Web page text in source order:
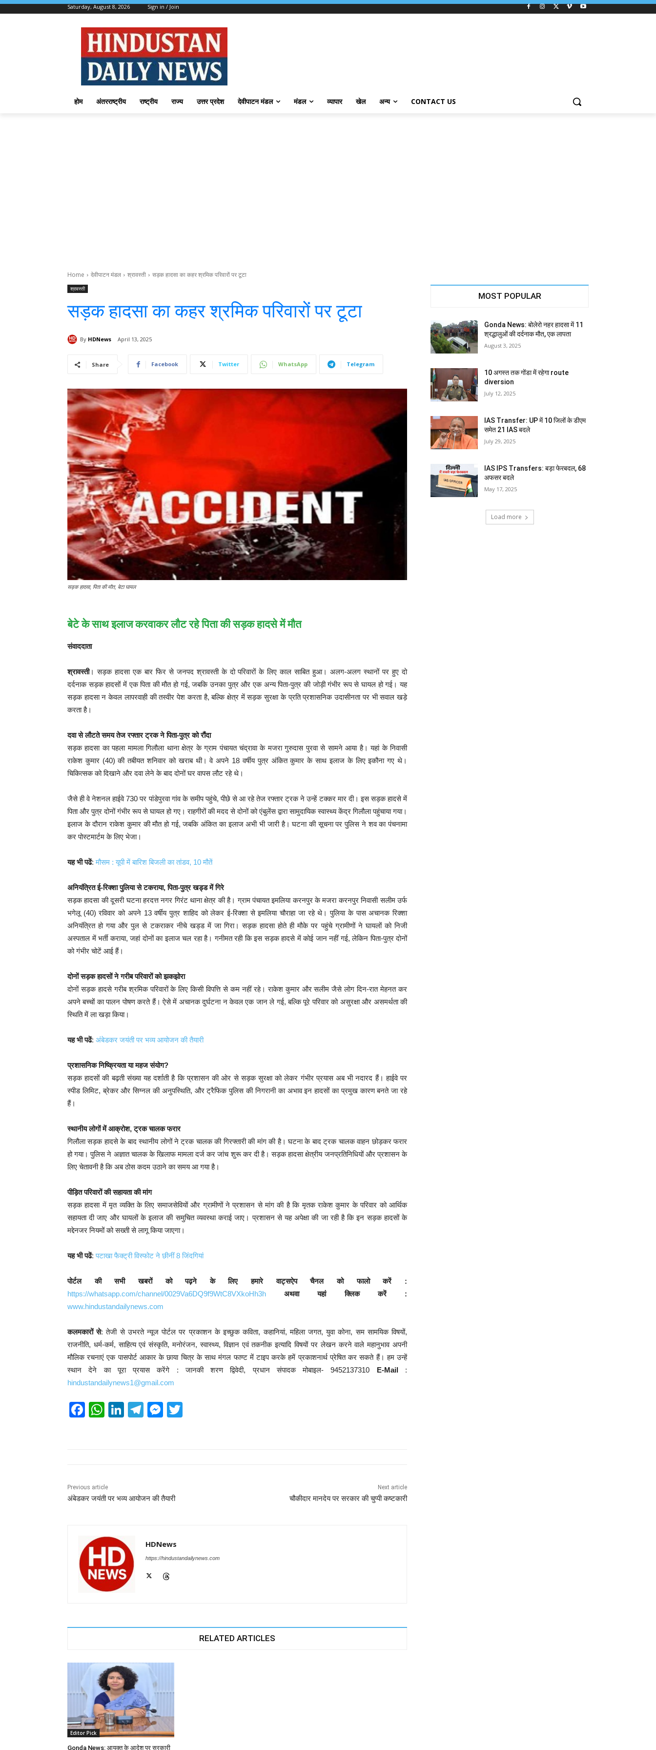
Saturday, August 8, 2026 Sign in / Join
होम अंतरराष्ट्रीय राष्ट्रीय राज्य उत्तर प्रदेश देवीपाटन मंडल मंडल व्यापार खेल अन्य CONTACT US
Home देवीपाटन मंडल श्रावस्ती सड़क हादसा का कहर श्रमिक परिवारों पर टूटा
श्रावस्ती
सड़क हादसा का कहर श्रमिक परिवारों पर टूटा
By HDNews April 13, 2025
Share Facebook Twitter WhatsApp Telegram
सड़क हादसा, पिता की मौत, बेटा घायल
बेटे के साथ इलाज करवाकर लौट रहे पिता की सड़क हादसे में मौत
संवाददाता
श्रावस्ती। सड़क हादसा एक बार फिर से जनपद श्रावस्ती के दो परिवारों के लिए काल साबित हुआ। अलग-अलग स्थानों पर हुए दो
दर्दनाक सड़क हादसों में एक पिता की मौत हो गई, जबकि उनका पुत्र और एक अन्य पिता-पुत्र की जोड़ी गंभीर रूप से घायल हो गई। यह
सड़क हादसा न केवल लापरवाही की तस्वीर पेश करता है, बल्कि क्षेत्र में सड़क सुरक्षा के प्रति प्रशासनिक उदासीनता पर भी सवाल खड़े
करता है।
दवा से लौटते समय तेज रफ्तार ट्रक ने पिता-पुत्र को रौंदा
सड़क हादसा का पहला मामला गिलौला थाना क्षेत्र के ग्राम पंचायत चंद्रावा के मजरा गुरुदास पुरवा से सामने आया है। यहां के निवासी
राकेश कुमार (40) की तबीयत शनिवार को खराब थी। वे अपने 18 वर्षीय पुत्र अंकित कुमार के साथ इलाज के लिए इकौना गए थे।
चिकित्सक को दिखाने और दवा लेने के बाद दोनों घर वापस लौट रहे थे।
जैसे ही वे नेशनल हाईवे 730 पर पांडेपुरवा गांव के समीप पहुंचे, पीछे से आ रहे तेज रफ्तार ट्रक ने उन्हें टक्कर मार दी। इस सड़क हादसे में
पिता और पुत्र दोनों गंभीर रूप से घायल हो गए। राहगीरों की मदद से दोनों को एंबुलेंस द्वारा सामुदायिक स्वास्थ्य केंद्र गिलौला पहुंचाया गया।
इलाज के दौरान राकेश कुमार की मौत हो गई, जबकि अंकित का इलाज अभी भी जारी है। घटना की सूचना पर पुलिस ने शव का पंचनामा
कर पोस्टमार्टम के लिए भेजा।
यह भी पढें:मौसम : यूपी में बारिश बिजली का तांडव, 10 मौतें
अनियंत्रित ई-रिक्शा पुलिया से टकराया, पिता-पुत्र खड्ड में गिरे
सड़क हादसा की दूसरी घटना हरदत्त नगर गिरंट थाना क्षेत्र की है। ग्राम पंचायत इमलिया करनपुर के मजरा करनपुर निवासी सलीम उर्फ
भगेलू (40) रविवार को अपने 13 वर्षीय पुत्र शाहिद को लेकर ई-रिक्शा से इमलिया चौराहा जा रहे थे। पुलिया के पास अचानक रिक्शा
अनियंत्रित हो गया और पुल से टकराकर नीचे खड्ड में जा गिरा। सड़क हादसा होते ही मौके पर पहुंचे ग्रामीणों ने घायलों को निजी
अस्पताल में भर्ती कराया, जहां दोनों का इलाज चल रहा है। गनीमत रही कि इस सड़क हादसे में कोई जान नहीं गई, लेकिन पिता-पुत्र दोनों
को गंभीर चोटें आई हैं।
दोनों सड़क हादसों ने गरीब परिवारों को झकझोरा
दोनों सड़क हादसे गरीब श्रमिक परिवारों के लिए किसी विपत्ति से कम नहीं रहे। राकेश कुमार और सलीम जैसे लोग दिन-रात मेहनत कर
अपने बच्चों का पालन पोषण करते हैं। ऐसे में अचानक दुर्घटना न केवल एक जान ले गई, बल्कि पूरे परिवार को असुरक्षा और असमर्थता की
स्थिति में ला खड़ा किया।
यह भी पढें: अंबेडकर जयंती पर भव्य आयोजन की तैयारी
प्रशासनिक निष्क्रियता या महज संयोग?
सड़क हादसों की बढ़ती संख्या यह दर्शाती है कि प्रशासन की ओर से सड़क सुरक्षा को लेकर गंभीर प्रयास अब भी नदारद हैं। हाईवे पर
स्पीड लिमिट, ब्रेकर और सिग्नल की अनुपस्थिति, और ट्रैफिक पुलिस की निगरानी का अभाव इन हादसों का प्रमुख कारण बनते जा रहे
हैं।
स्थानीय लोगों में आक्रोश, ट्रक चालक फरार
गिलौला सड़क हादसे के बाद स्थानीय लोगों ने ट्रक चालक की गिरफ्तारी की मांग की है। घटना के बाद ट्रक चालक वाहन छोड़कर फरार
हो गया। पुलिस ने अज्ञात चालक के खिलाफ मामला दर्ज कर जांच शुरू कर दी है। सड़क हादसा क्षेत्रीय जनप्रतिनिधियों और प्रशासन के
लिए चेतावनी है कि अब ठोस कदम उठाने का समय आ गया है।
पीड़ित परिवारों की सहायता की मांग
सड़क हादसा में मृत व्यक्ति के लिए समाजसेवियों और ग्रामीणों ने प्रशासन से मांग की है कि मृतक राकेश कुमार के परिवार को आर्थिक
सहायता दी जाए और घायलों के इलाज की समुचित व्यवस्था कराई जाए। प्रशासन से यह अपेक्षा की जा रही है कि इन सड़क हादसों के
मद्देनजर नियमों को सख्ती से लागू किया जाएगा।
यह भी पढें:पटाखा फैक्ट्री विस्फोट ने छीनीं 8 जिंदगियां
पोर्टल की सभी खबरों को पढ़ने के लिए हमारे वाट्सऐप चैनल को फालो करें :
https://whatsapp.com/channel/0029Va6DQ9f9WtC8VXkoHh3h
अथवा यहां क्लिक करें :
www.hindustandailynews.com
कलमकारों से: तेजी से उभरते न्यूज पोर्टल पर प्रकाशन के इच्छुक कविता, कहानियां, महिला जगत, युवा कोना, सम सामयिक विषयों,
राजनीति, धर्म-कर्म, साहित्य एवं संस्कृति, मनोरंजन, स्वास्थ्य, विज्ञान एवं तकनीक इत्यादि विषयों पर लेखन करने वाले महानुभाव अपनी
मौलिक रचनाएं एक पासपोर्ट आकार के छाया चित्र के साथ मंगल फाण्ट में टाइप करके हमें प्रकाशनार्थ प्रेषित कर सकते हैं। हम उन्हें
स्थान देने का पूरा प्रयास करेंगे : जानकी शरण द्विवेदी, प्रधान संपादक मोबाइल- 9452137310 E-Mail:
hindustandailynews1@gmail.com
F
o
o
W
p
p
Li
T
M
er
Previous article
अंबेडकर जयंती पर भव्य आयोजन की तैयारी
Next article
चौकीदार मानदेय पर सरकार की चुप्पी कष्टकारी
HDNews
https://hindustandailynews.com
RELATED ARTICLES
Editor Pick
Gonda News: आयुक्त के आदेश पर सरकारी
MOST POPULAR
Gonda News: बोलेरो नहर हादसा में 11
श्रद्धालुओं की दर्दनाक मौत, एक लापता
August 3, 2025
10 अगस्त तक गोंडा में रहेगा route
diversion
July 12, 2025
IAS Transfer: UP में 10 जिलों के डीएम
समेत 21 IAS बदले
July 29, 2025
IAS IPS Transfers: बड़ा फेरबदल, 68
अफसर बदले
May 17, 2025
Load more